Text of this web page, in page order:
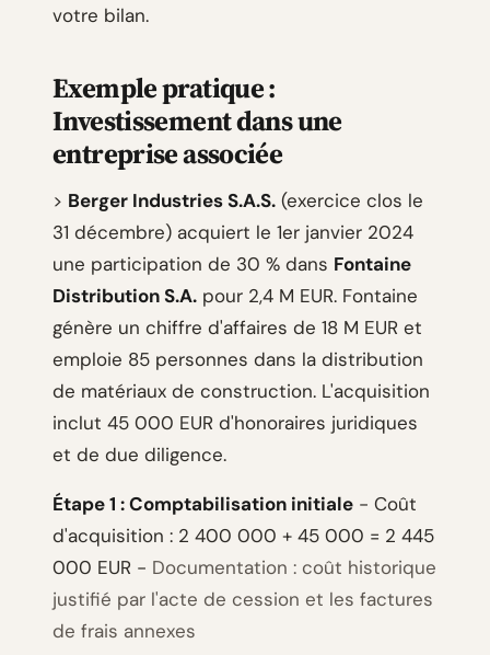
votre bilan.
Exemple pratique :
Investissement dans une
entreprise associée
> Berger Industries S.A.S. (exercice clos le
31 décembre) acquiert le 1er janvier 2024
une participation de 30 % dans Fontaine
Distribution S.A. pour 2,4 M EUR. Fontaine
génère un chiffre d'affaires de 18 M EUR et
emploie 85 personnes dans la distribution
de matériaux de construction. L'acquisition
inclut 45 000 EUR d'honoraires juridiques
et de due diligence.
Étape 1 : Comptabilisation initiale - Coût
d'acquisition : 2 400 000 + 45 000 = 2 445
000 EUR - Documentation : coût historique
justifié par l'acte de cession et les factures
de frais annexes